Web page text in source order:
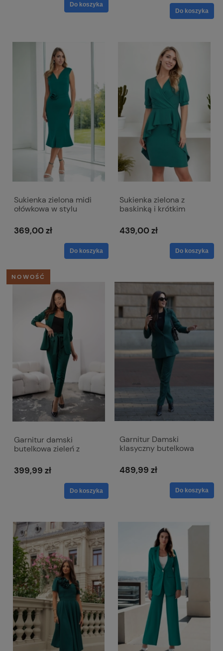
Do koszyka
Do koszyka
Sukienka zielona midi
ołówkowa w stylu
369,00 zł
Do koszyka
Sukienka zielona z
baskinką i krótkim
metalik
439,00 zł
Do koszyka
Garnitur damski
butelkowa zieleń z
spodniami w gumkę -
Mia
399,99 zł
Do koszyka
NOWOŚĆ
Garnitur Damski
klasyczny butelkowa
spodniami w kant -
Melani
489,99 zł
Do koszyka